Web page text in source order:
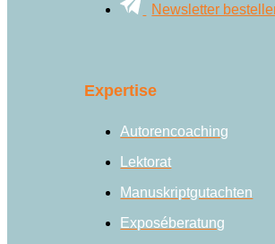
Newsletter
Expertise
Autorencoaching
Lektorat
Manuskriptgutachten
Exposéberatung